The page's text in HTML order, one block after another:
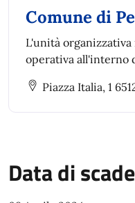
Comune di
L'unità
operativa all'interno
Piazza Italia, 1
Data di